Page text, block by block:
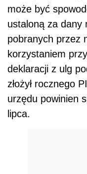
może być
ustaloną za dany
pobranych przez
korzystaniem
deklaracji z ulg
złożył rocznego
urzędu powinien
lipca.